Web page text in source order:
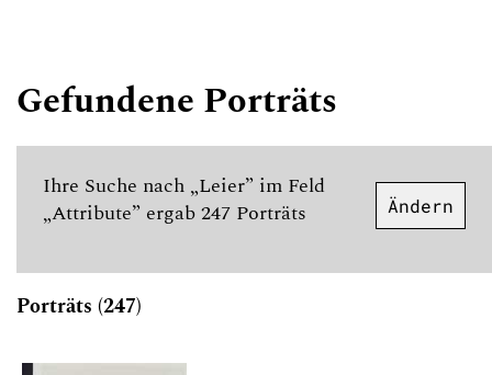
Gefundene Porträts
Ihre Suche nach „Leier” im Feld
„Attribute” ergab 247 Porträts
Ändern
Porträts (247)